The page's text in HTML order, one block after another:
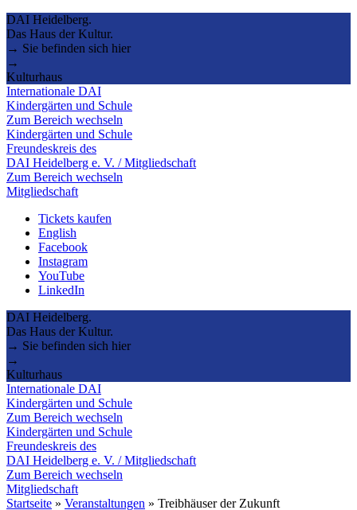
DAI Heidelberg.
Das Haus der Kultur.
→ Sie befinden sich hier
→
Kulturhaus
Internationale DAI
Kindergärten und Schule
Zum Bereich wechseln
Kindergärten und Schule
Freundeskreis des
DAI Heidelberg e. V. / Mitgliedschaft
Zum Bereich wechseln
Mitgliedschaft
Tickets kaufen
English
Facebook
Instagram
YouTube
LinkedIn
DAI Heidelberg.
Das Haus der Kultur.
→ Sie befinden sich hier
→
Kulturhaus
Internationale DAI
Kindergärten und Schule
Zum Bereich wechseln
Kindergärten und Schule
Freundeskreis des
DAI Heidelberg e. V. / Mitgliedschaft
Zum Bereich wechseln
Mitgliedschaft
Startseite » Veranstaltungen » Treibhäuser der Zukunft